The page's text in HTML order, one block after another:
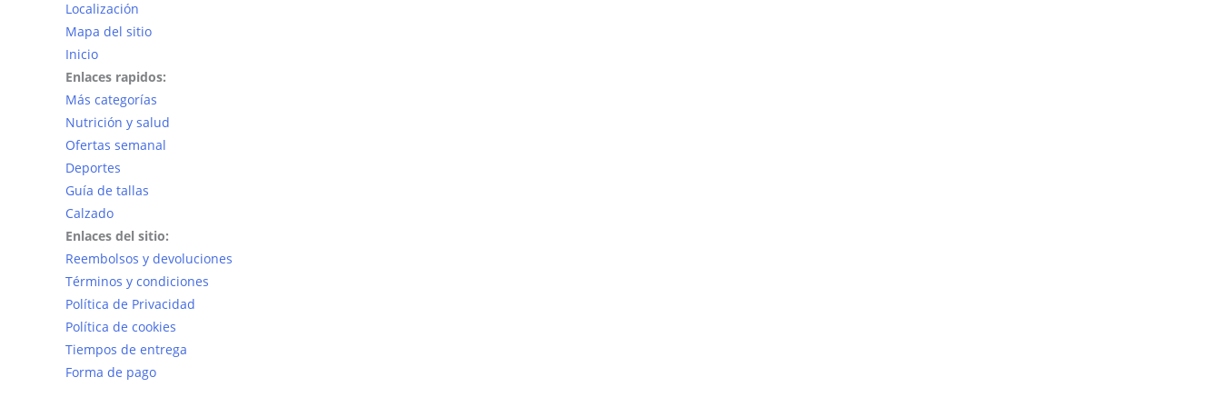
Localización
Mapa del sitio
Inicio
Enlaces rapidos:
Más categorías
Nutrición y salud
Ofertas semanal
Deportes
Guía de tallas
Calzado
Enlaces del sitio:
Reembolsos y devoluciones
Términos y condiciones
Política de Privacidad
Política de cookies
Tiempos de entrega
Forma de pago